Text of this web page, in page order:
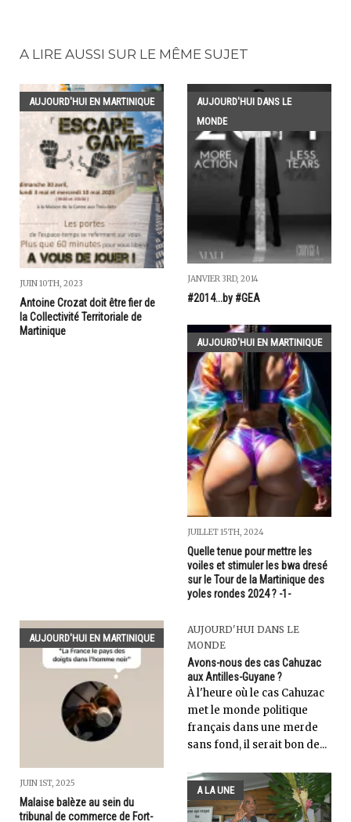
A LIRE AUSSI SUR LE MÊME SUJET
AUJOURD'HUI EN MARTINIQUE
JUIN 10TH, 2023
Antoine Crozat doit être fier de
la Collectivité Territoriale de
Martinique
AUJOURD'HUI DANS LE
MONDE
JANVIER 3RD, 2014
#2014...by #GEA
AUJOURD'HUI EN MARTINIQUE
JUILLET 15TH, 2024
Quelle tenue pour mettre les
voiles et stimuler les bwa dresé
sur le Tour de la Martinique des
yoles rondes 2024 ? -1-
AUJOURD'HUI EN MARTINIQUE
JUIN 1ST, 2025
Malaise balèze au sein du
tribunal de commerce de Fort-
AUJOURD'HUI DANS LE
MONDE
Avons-nous des cas Cahuzac
aux Antilles-Guyane ?
À l'heure où le cas Cahuzac
met le monde politique
français dans une merde
sans fond, il serait bon de...
A LA UNE